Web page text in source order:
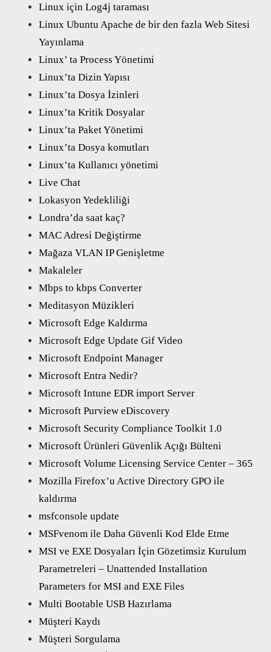
Linux için Log4j taraması
Linux Ubuntu Apache de bir den fazla Web Sitesi
Yayınlama
Linux’ ta Process Yönetimi
Linux’ta Dizin Yapısı
Linux’ta Dosya İzinleri
Linux’ta Kritik Dosyalar
Linux’ta Paket Yönetimi
Linux’ta Dosya komutları
Linux’ta Kullanıcı yönetimi
Live Chat
Lokasyon Yedekliliği
Londra’da saat kaç?
MAC Adresi Değiştirme
Mağaza VLAN IP Genişletme
Makaleler
Mbps to kbps Converter
Meditasyon Müzikleri
Microsoft Edge Kaldırma
Microsoft Edge Update Gif Video
Microsoft Endpoint Manager
Microsoft Entra Nedir?
Microsoft Intune EDR import Server
Microsoft Purview eDiscovery
Microsoft Security Compliance Toolkit 1.0
Microsoft Ürünleri Güvenlik Açığı Bülteni
Microsoft Volume Licensing Service Center – 365
Mozilla Firefox’u Active Directory GPO ile
kaldırma
msfconsole update
MSFvenom ile Daha Güvenli Kod Elde Etme
MSI ve EXE Dosyaları İçin Gözetimsiz Kurulum
Parametreleri – Unattended Installation
Parameters for MSI and EXE Files
Multi Bootable USB Hazırlama
Müşteri Kaydı
Müşteri Sorgulama